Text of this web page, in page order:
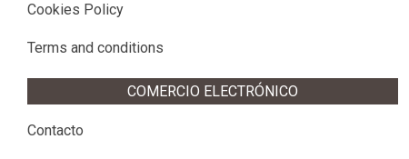
Cookies Policy
Terms and conditions
COMERCIO ELECTRÓNICO
Contacto